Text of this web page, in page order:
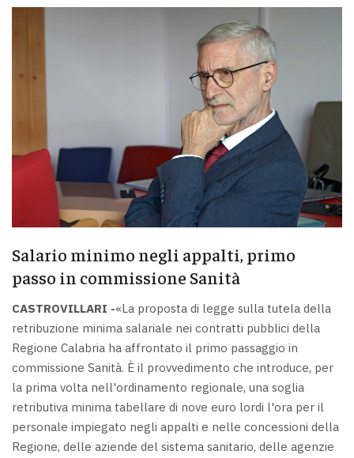
Salario minimo negli appalti, primo
passo in commissione Sanità
CASTROVILLARI -«La proposta di legge sulla tutela della
retribuzione minima salariale nei contratti pubblici della
Regione Calabria ha affrontato il primo passaggio in
commissione Sanità. È il provvedimento che introduce, per
la prima volta nell'ordinamento regionale, una soglia
retributiva minima tabellare di nove euro lordi l'ora per il
personale impiegato negli appalti e nelle concessioni della
Regione, delle aziende del sistema sanitario, delle agenzie